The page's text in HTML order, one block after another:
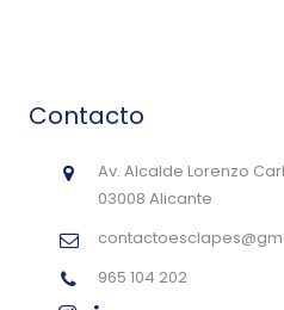
Contacto
Av. Alcalde Lorenzo
03008 Alicante
965 104 202